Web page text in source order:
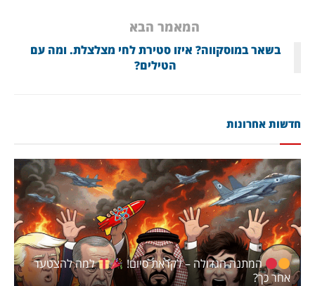
המאמר הבא
בשאר במוסקווה? איזו סטירת לחי מצלצלת. ומה עם
הטילים?
חדשות אחרונות
המתנה הגדולה – לקראת סיום!
למה להצטער
אחר כך?